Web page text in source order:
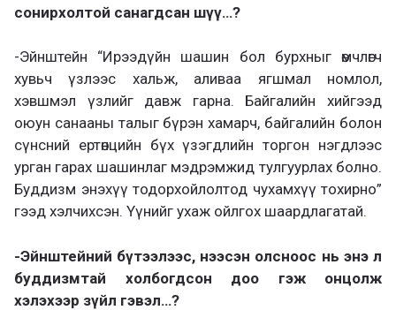
сонирхолтой санагдсан шүү…?
-Эйнштейн “Ирээдүйн шашин бол бурхныг өмчлөгч
хувьч үзлээс хальж, аливаа ягшмал номлол,
хэвшмэл үзлийг давж гарна. Байгалийн хийгээд
оюун санааны талыг бүрэн хамарч, байгалийн болон
сүнсний ертөнцийн бүх үзэгдлийн торгон нэгдлээс
урган гарах шашинлаг мэдрэмжид тулгуурлах болно.
Буддизм энэхүү тодорхойлолтод чухамхүү тохирно”
гээд хэлчихсэн. Үүнийг ухаж ойлгох шаардлагатай.
-Эйнштейний бүтээлээс, нээсэн олсноос нь энэ л
буддизмтай холбогдсон доо гэж онцолж
хэлэхээр зүйл гэвэл…?